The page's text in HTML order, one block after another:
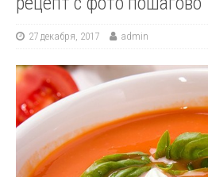
27 декабря, 2017 admin